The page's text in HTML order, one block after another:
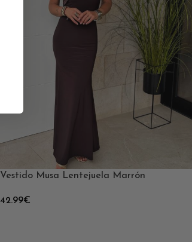
Vestido Musa Lentejuela Marrón
42.99€